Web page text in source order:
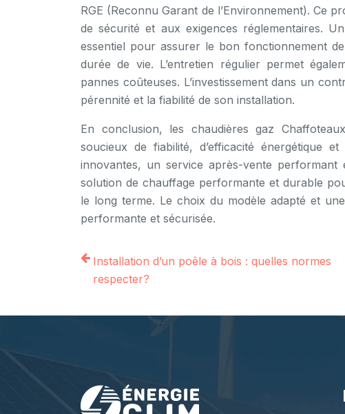
RGE (Reconnu Garant de l’Environnement). Ce
de sécurité et aux exigences réglementaires.
essentiel pour assurer le bon fonctionnement
durée de vie. L’entretien régulier permet
pannes coûteuses. L’investissement dans un
pérennité et la fiabilité de son installation.
En conclusion, les chaudières gaz
soucieux de fiabilité, d’efficacité énergétique
innovantes, un service après-vente
solution de chauffage performante et durable
le long terme. Le choix du modèle adapté et
performante et sécurisée.
Installation d’un poêle à bois : quelles normes
respecter?